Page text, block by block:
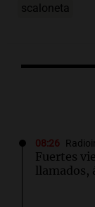
scaloneta
08:26
Fuertes
llamados,